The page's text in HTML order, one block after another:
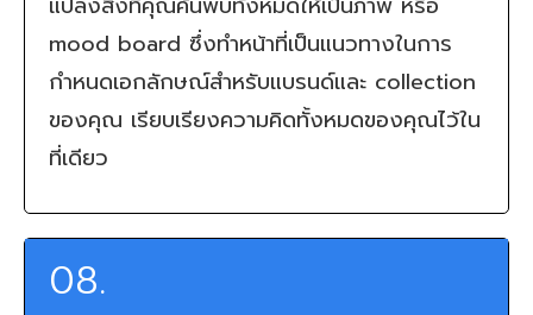
mood board ซึ่งทำหน้าที่เป็นแนวทางในการ
กำหนดเอกลักษณ์สำหรับแบรนด์และ collection
ของคุณ เรียบเรียงความคิดทั้งหมดของคุณไว้ใน
ที่เดียว
08.